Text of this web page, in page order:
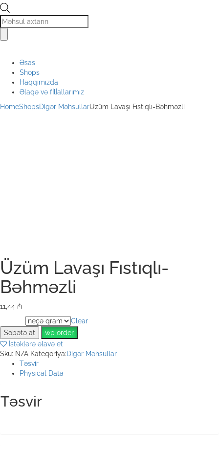
Products
search
Əsas
Shops
Haqqımızda
Əlaqə və fİlİallarımız
HomeShopsDigər MəhsullarÜzüm Lavaşı Fıstıqlı-Bəhməzli
Üzüm Lavaşı Fıstıqlı-
Bəhməzli
11,44 ₼
Clear
Səbətə at
wp order
İstəklərə əlavə et
Sku: N/A Kateqoriya:Digər Məhsullar
Təsvir
Physical Data
Təsvir